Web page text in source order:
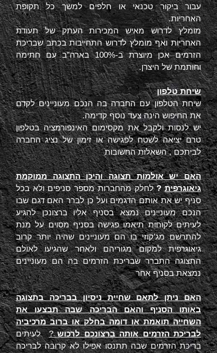
עבור ביקור טכנאי או חלפים למשך כל תקופת
האחריות.
מומלץ לדרוש מאיש המכירות העתק של תעודת
האחריות ואף מומלץ לדרוש התחייבות בכתב שבריכת
הזרמים אכן מיוצרת ב-100% בארה”ב עם חתימה
וחותמת של היצרן.
שיחת טלפון
שיחת הטלפון עם החברה בה הנכם מעוניינים לקדם
את החיפוש הינה צעד נוסף קדימה.
יש לנסות ולקבל את מקסימום האינפורמציה בטלפון
טרם יציאה לשטח לפגישה או זימון של נציג החברה
לביתכם , השאלות החשובות
האם יש אולמות תצוגה והיכן התצוגה ממוקמת
גיאוגרפית?לחלק מהחברות מספר סניפים ולא בכל
סניף יש את אותם הדגמים ועל כן לברר האם דגם שבו
הנכם מעוניינים נמצא בסניף אליו ברצונכן להגיע
לעיתים לקוחות תיאמו פגישה בסניף מסוים על מנת
להתרשם מג’קוזי בו הם מעוניינים שהיה יותר קרוב
גיאוגרפית למקום מגוריהם ולאחר שהגיעו לאולם
התצוגה התברר שבריכת הזרמים בה הם מעוניינים
נמצאת בסניף אחר
האם ניתן לתאם שחיית ניסיון בבריכה בתצוגה
באותו הסניף והאם הבריכה שבה תבצעו את
השחייה תואמת או דומה בחלק או ברוב מרכיביה
לבריכת הזרמים אותה ברצונכם לרכוש?לעיתים
בריכת הזרמים שבה תתנסו אפילו לא קרובה לבריכה